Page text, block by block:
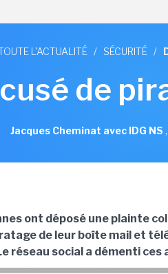
L'ACTUALITÉ / SÉCURITÉ /
de
Jacques Cheminat avec IDG NS ,
ont déposé une plainte
de leur boîte mail et
réseau social a démenti ces